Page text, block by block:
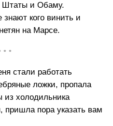
Штаты и Обаму.
кого винить и
на Марсе.
• •
стали работать
ложки, пропала
из холодильника
пришла пора указать вам